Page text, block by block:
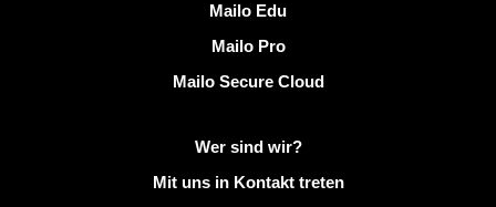
Mailo Edu
Mailo Pro
Mailo Secure Cloud
Weitere Informationen zu Mailo
Wer sind wir?
Mit uns in Kontakt treten